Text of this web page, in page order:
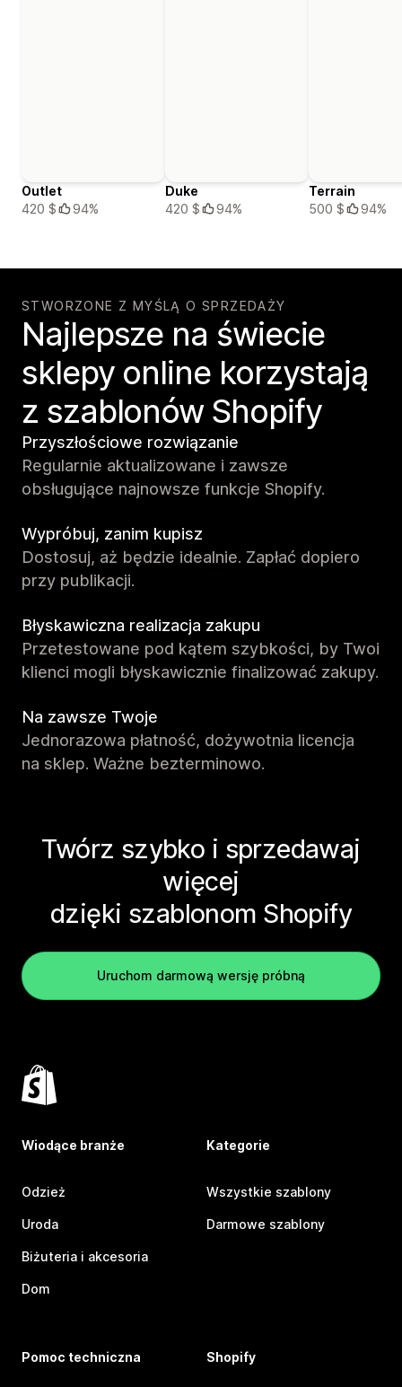
Outlet
420 $
94%
Duke
420 $
94%
Terrain
500 $
94%
STWORZONE Z MYŚLĄ O SPRZEDAŻY
Najlepsze na świecie
sklepy online korzystają
z szablonów Shopify
Przyszłościowe rozwiązanie
Regularnie aktualizowane i zawsze
obsługujące najnowsze funkcje Shopify.
Wypróbuj, zanim kupisz
Dostosuj, aż będzie idealnie. Zapłać dopiero
przy publikacji.
Błyskawiczna realizacja zakupu
Przetestowane pod kątem szybkości, by Twoi
klienci mogli błyskawicznie finalizować zakupy.
Na zawsze Twoje
Jednorazowa płatność, dożywotnia licencja
na sklep. Ważne bezterminowo.
Twórz szybko i sprzedawaj
więcej
dzięki szablonom Shopify
Uruchom darmową wersję próbną
Wiodące branże
Odzież
Uroda
Biżuteria i akcesoria
Dom
Kategorie
Wszystkie szablony
Darmowe szablony
Pomoc techniczna Shopify